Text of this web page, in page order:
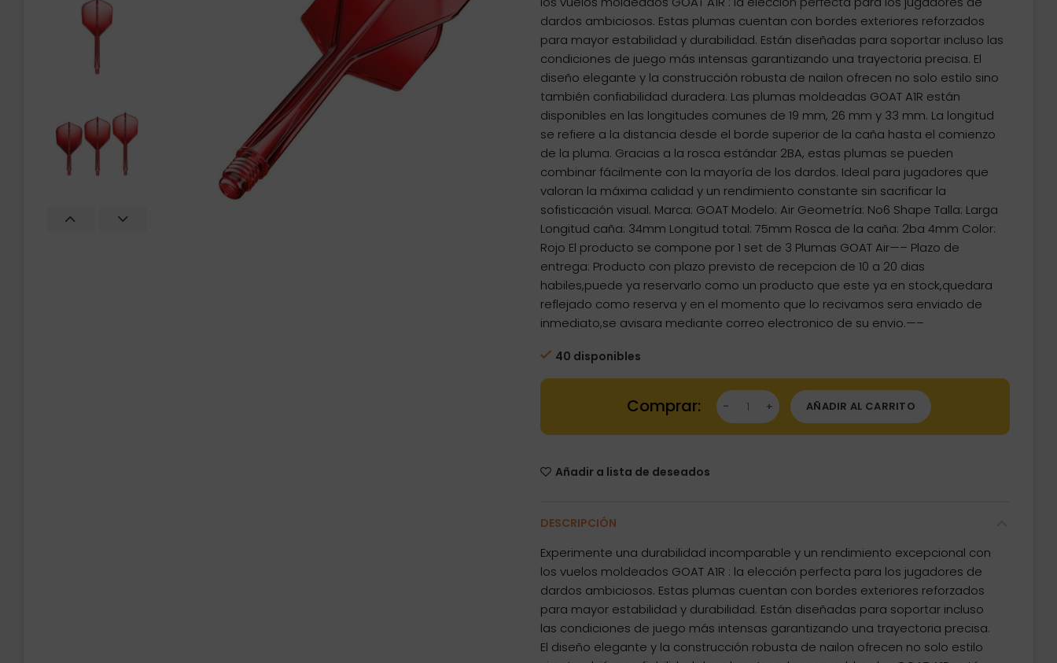
dardos ambiciosos. Estas plumas cuentan con bordes exteriores reforzados
para mayor estabilidad y durabilidad. Están diseñadas para soportar incluso las
condiciones de juego más intensas garantizando una trayectoria precisa. El
diseño elegante y la construcción robusta de nailon ofrecen no solo estilo sino
también confiabilidad duradera. Las plumas moldeadas GOAT A1R están
disponibles en las longitudes comunes de 19 mm, 26 mm y 33 mm. La longitud
se refiere a la distancia desde el borde superior de la caña hasta el comienzo
de la pluma. Gracias a la rosca estándar 2BA, estas plumas se pueden
combinar fácilmente con la mayoría de los dardos. Ideal para jugadores que
valoran la máxima calidad y un rendimiento constante sin sacrificar la
sofisticación visual. Marca: GOAT Modelo: Air Geometría: No6 Shape Talla: Larga
Longitud caña: 34mm Longitud total: 75mm Rosca de la caña: 2ba 4mm Color:
Rojo El producto se compone por 1 set de 3 Plumas GOAT Air—– Plazo de
entrega: Producto con plazo previsto de recepcion de 10 a 20 dias
habiles,puede ya reservarlo como un producto que este ya en stock,quedara
reflejado como reserva y en el momento que lo recivamos sera enviado de
inmediato,se avisara mediante correo electronico de su envio.—–
40 disponibles
Dartstore Plumas GOAT Air No6 Shape Larga 34mm Rojo GD8000150 cantidad
AÑADIR AL CARRITO
Añadir a lista de deseados
DESCRIPCIÓN
Experimente una durabilidad incomparable y un rendimiento excepcional con
los vuelos moldeados GOAT A1R : la elección perfecta para los jugadores de
dardos ambiciosos. Estas plumas cuentan con bordes exteriores reforzados
para mayor estabilidad y durabilidad. Están diseñadas para soportar incluso
las condiciones de juego más intensas garantizando una trayectoria precisa.
El diseño elegante y la construcción robusta de nailon ofrecen no solo estilo